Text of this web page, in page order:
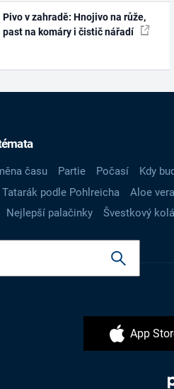
Pivo v zahradě: Hnojivo na růže,
past na komáry i čistič nářadí
času Partie Počasí Kdy
Tatarák podle Pohlreicha Aloe vera
Nejlepší palačinky Švestkový
App